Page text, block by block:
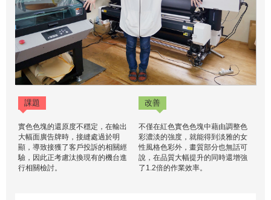
課題 改善
實色色塊的還原度不穩定，在輸出
大幅面廣告牌時，接縫處過於明
顯，導致接獲了客戶投訴的相關經
驗，因此正考慮汰換現有的機台進
行相關檢討。
不僅在紅色實色色塊中藉由調整色
彩濃淡的強度，就能得到淡雅的女
性風格色彩外，畫質部分也無話可
說，在品質大幅提升的同時還增強
了1.2倍的作業效率。